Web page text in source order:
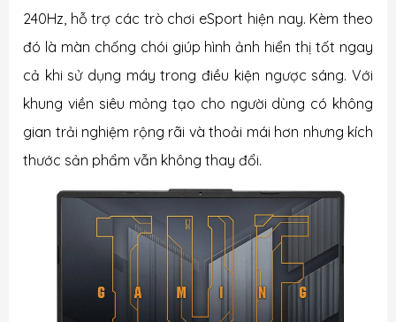
240Hz, hỗ trợ các trò chơi eSport hiện nay. Kèm theo
đó là màn chống chói giúp hình ảnh hiển thị tốt ngay
cả khi sử dụng máy trong điều kiện ngược sáng. Với
khung viền siêu mỏng tạo cho người dùng có không
gian trải nghiệm rộng rãi và thoải mái hơn nhưng kích
thước sản phẩm vẫn không thay đổi.